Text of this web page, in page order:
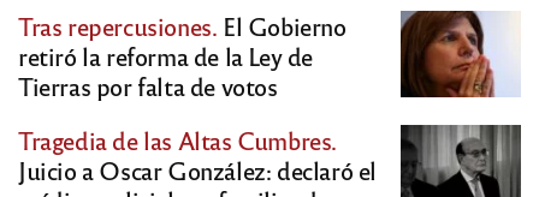
Tras repercusiones. El Gobierno
retiró la reforma de la Ley de
Tierras por falta de votos
Tragedia de las Altas Cumbres.
Juicio a Oscar González: declaró el